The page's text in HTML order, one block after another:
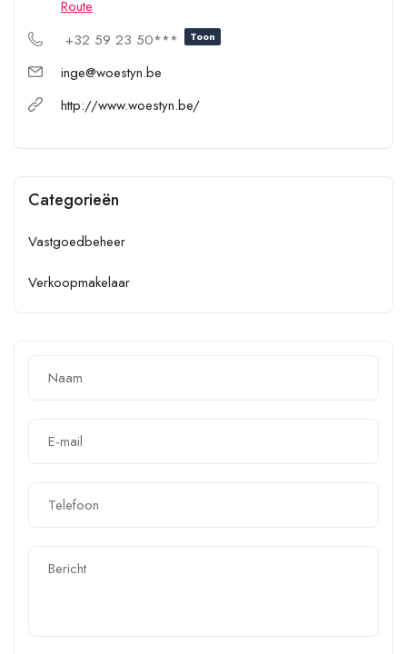
Route
+32 59 23 50***
Toon
inge@woestyn.be
http://www.woestyn.be/
Categorieën
Vastgoedbeheer
Verkoopmakelaar